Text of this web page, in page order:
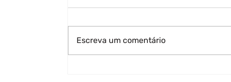
Escreva um comentário